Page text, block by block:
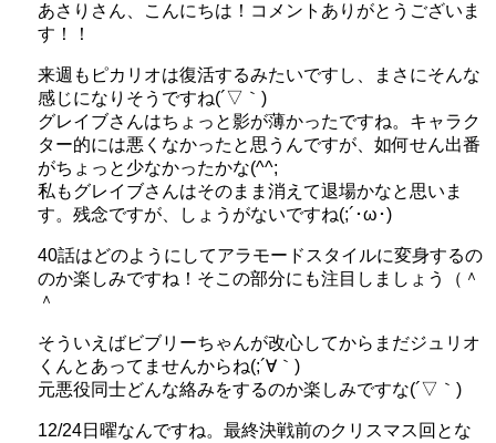
あさりさん、こんにちは！コメントありがとうございま
す！！
来週もピカリオは復活するみたいですし、まさにそんな
感じになりそうですね(´▽｀)
グレイブさんはちょっと影が薄かったですね。キャラク
ター的には悪くなかったと思うんですが、如何せん出番
がちょっと少なかったかな(^^;
私もグレイブさんはそのまま消えて退場かなと思いま
す。残念ですが、しょうがないですね(;´･ω･)
40話はどのようにしてアラモードスタイルに変身するの
のか楽しみですね！そこの部分にも注目しましょう（＾
＾
そういえばビブリーちゃんが改心してからまだジュリオ
くんとあってませんからね(;´∀｀)
元悪役同士どんな絡みをするのか楽しみですな(´▽｀)
12/24日曜なんですね。最終決戦前のクリスマス回とな